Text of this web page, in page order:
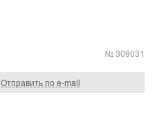
№ 309031
Отправить по e-mail